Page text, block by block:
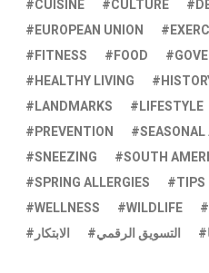
CUISINE CULTURE
EUROPEAN UNION
FITNESS
FOOD
HEALTHY LIVING
LANDMARKS
LIFESTYLE
PREVENTION
SEASONAL
SNEEZING
SOUTH
SPRING ALLERGIES
TIPS
WELLNESS
WILDLIFE
الابتكار
التسويق الرقمي